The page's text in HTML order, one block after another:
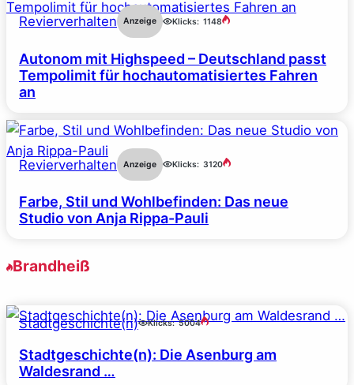
Revierverhalten Anzeige Klicks: 1148
Autonom mit Highspeed – Deutschland passt
Tempolimit für hochautomatisiertes Fahren
an
Revierverhalten Anzeige Klicks: 3120
Farbe, Stil und Wohlbefinden: Das neue
Studio von Anja Rippa-Pauli
Brandheiß
Stadtgeschichte(n) Klicks: 5004
Stadtgeschichte(n): Die Asenburg am
Waldesrand …